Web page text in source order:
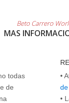
Beto Carrero
MAS
todas
de
•
•